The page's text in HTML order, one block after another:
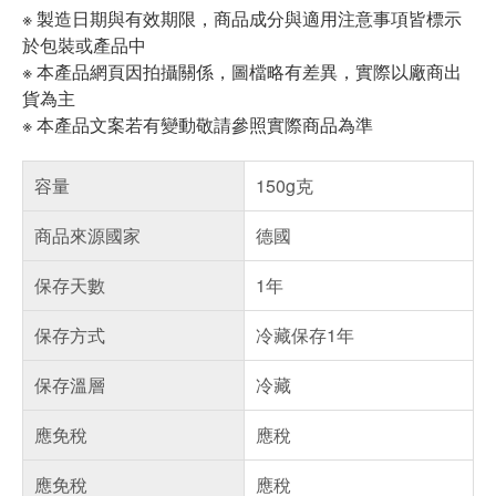
※ 製造日期與有效期限，商品成分與適用注意事項皆標示
於包裝或產品中
※ 本產品網頁因拍攝關係，圖檔略有差異，實際以廠商出
貨為主
※ 本產品文案若有變動敬請參照實際商品為準
容量
150g克
商品來源國家
德國
保存天數
1年
保存方式
冷藏保存1年
保存溫層
冷藏
應免稅
應稅
應免稅
應稅